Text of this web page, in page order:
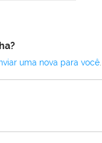
uma nova para você